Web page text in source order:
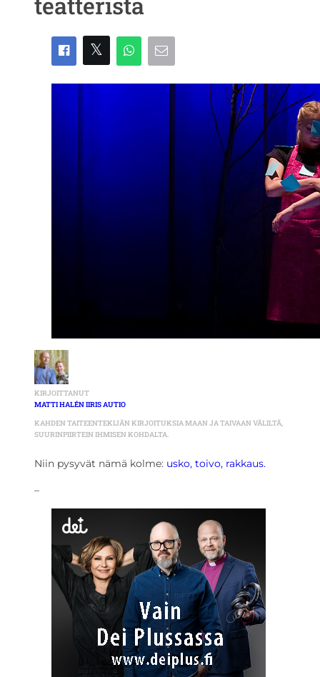
KIRJOITTANUT
MATTI HALÉN IIRIS AUTIO
KAHDEN TAITEENTEKIJÄN KIRJOITUKSIA MAAN JA TAIVAAN VÄLILTÄ,
SUURINPIIRTEIN IHMISEN KOHDALTA.
Niin pysyvät nämä kolme: usko, toivo, rakkaus.
–